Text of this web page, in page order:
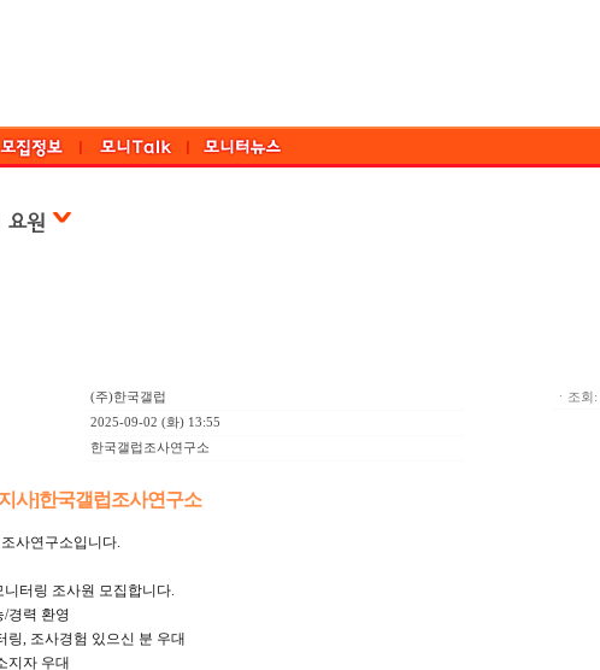
(주)한국갤럽
2025-09-02 (화) 13:55
한국갤럽조사연구소
ㆍ조회
사]한국갤럽조사연구소
사연구소입니다.
니터링 조사원 모집합니다.
/경력 환영
링, 조사경험 있으신 분 우대
지자 우대